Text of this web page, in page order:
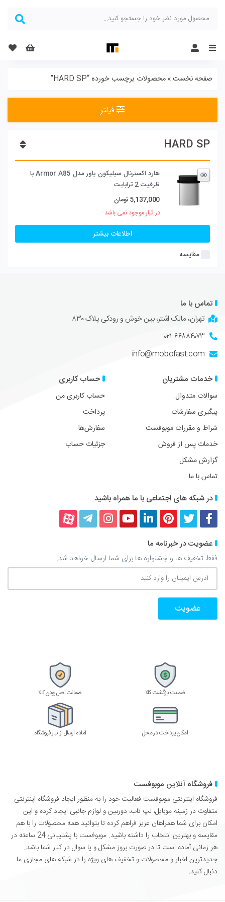
Menu
صفحه نخست»محصولات برچسب خورده “HARD SP”
فیلتر
HARD SP
هارد اکسترنال سیلیکون پاور مدل Armor A85 با
ظرفیت 2 ترابایت
5,137,000تومان
در انبار موجود نمی باشد
اطلاعات بیشتر
مقایسه
تماس با ما
تهران، مالک اشتر، بین خوش و رودکی پلاک ۸۳۰
۰۲۱-۶۶۸۸۴۰۷۳
info@mobofast.com
خدمات مشتریان
سوالات متدوال
پیگیری سفارشات
شراط و مقررات موبوفست
خدمات پس از فروش
گزارش مشکل
تماس با ما
حساب کاربری
حساب کاربری من
پرداخت
سفارش‌ها
جزئیات حساب
در شبکه های اجتماعی با ما همراه باشید
فیسبوکتوییترپینترستلینکداینیوتیوباینستاگرام
تلگرام آپارات
عضویت در خبرنامه ما
فقط تخفیف ها و جشنواره ها برای شما ارسال خواهد شد.
آدرس
ایمیتان
را
ضمانت بازگشت کالا ضمانت اصل بودن کالا
امکان پرداخت در محل آماده ارسال از انبار فروشگاه
فروشگاه آنلاین موبوفست
فروشگاه اینترنتی موبوفست فعالیت خود را به منظور ایجاد فروشگاه اینترنتی
متفاوت در زمینه موبایل، لپ تاب، دوربین و لوازم جانبی ایجاد کرده و این
امکان برای شما همراهان عزیز فراهم کرده تا بتوانید همه محصولات را با هم
مقایسه و بهترین انتخاب را داشته باشید. موبوفست با پشتیبانی 24 ساعته در
هر زمانی آماده است تا در صورت بروز مشکل و یا سوال در کنار شما باشد.
جدیدترین اخبار و محصولات و تخفیف های ویژه را در شبکه های مجازی ما
دنبال کنید.